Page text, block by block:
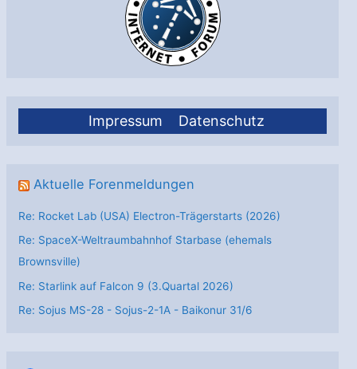
Impressum Datenschutz
Aktuelle Forenmeldungen
Re: Rocket Lab (USA) Electron-Trägerstarts (2026)
Re: SpaceX-Weltraumbahnhof Starbase (ehemals
Brownsville)
Re: Starlink auf Falcon 9 (3.Quartal 2026)
Re: Sojus MS-28 - Sojus-2-1А - Baikonur 31/6